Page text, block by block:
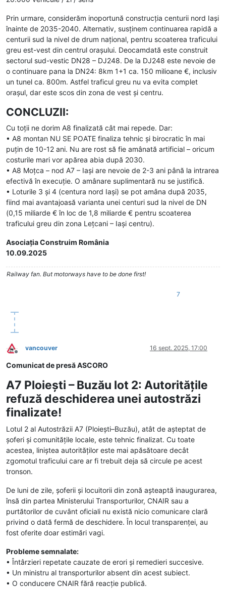
Prin urmare, considerăm inoportună construcţia centurii nord Iași
înainte de 2035-2040. Alternativ, susținem continuarea rapidă a
centurii sud la nivel de drum naţional, pentru scoaterea traficului
greu est-vest din centrul orașului. Deocamdată este construit
sectorul sud-vestic DN28 – DJ248. De la DJ248 este nevoie de
o continuare pana la DN24: 8km 1+1 ca. 150 milioane €, inclusiv
un tunel ca. 800m. Astfel traficul greu nu va evita complet
oraşul, dar este scos din zona de vest şi centru.
CONCLUZII:
Cu toții ne dorim A8 finalizată cât mai repede. Dar:
• A8 montan NU SE POATE finaliza tehnic și birocratic în mai
puțin de 10-12 ani. Nu are rost să fie amânată artificial – oricum
costurile mari vor apărea abia după 2030.
• A8 Moțca – nod A7 – Iași are nevoie de 2-3 ani până la intrarea
efectivă în execuție. O amânare suplimentară nu se justifică.
• Loturile 3 și 4 (centura nord Iași) se pot amâna după 2035,
fiind mai avantajoasă varianta unei centuri sud la nivel de DN
(0,15 miliarde € în loc de 1,8 miliarde € pentru scoaterea
traficului greu din zona Lețcani – Iași centru).
Asociaţia Construim România
10.09.2025
Railway fan. But motorways have to be done first!
7
Deconectat
vancouver 16 sept. 2025, 17:00
Comunicat de presă ASCORO
A7 Ploieşti – Buzău lot 2: Autorităţile
refuză deschiderea unei autostrăzi
finalizate!
Lotul 2 al Autostrăzii A7 (Ploiești–Buzău), atât de așteptat de
șoferi și comunitățile locale, este tehnic finalizat. Cu toate
acestea, liniștea autorităților este mai apăsătoare decât
zgomotul traficului care ar fi trebuit deja să circule pe acest
tronson.
De luni de zile, șoferii și locuitorii din zonă așteaptă inaugurarea,
însă din partea Ministerului Transporturilor, CNAIR sau a
purtătorilor de cuvânt oficiali nu există nicio comunicare clară
privind o dată fermă de deschidere. În locul transparenței, au
fost oferite doar estimări vagi.
Probleme semnalate:
• Întârzieri repetate cauzate de erori și remedieri succesive.
• Un ministru al transporturilor absent din acest subiect.
• O conducere CNAIR fără reacție publică.